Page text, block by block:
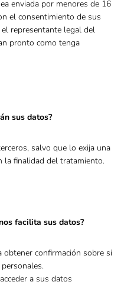
enviada por menores de 16
el consentimiento de sus
representante legal del
pronto como tenga
sus datos?
salvo que lo exija una
la finalidad del tratamiento.
facilita sus datos?
obtener confirmación sobre si
a sus datos